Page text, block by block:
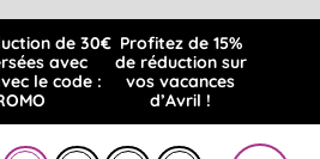
de 30€
avec
le code :
Profitez de 15%
de réduction sur
vos vacances
d’Avril !